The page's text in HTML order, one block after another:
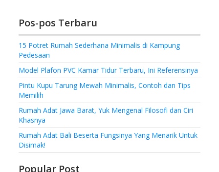
Pos-pos Terbaru
15 Potret Rumah Sederhana Minimalis di Kampung
Pedesaan
Model Plafon PVC Kamar Tidur Terbaru, Ini Referensinya
Pintu Kupu Tarung Mewah Minimalis, Contoh dan Tips
Memilih
Rumah Adat Jawa Barat, Yuk Mengenal Filosofi dan Ciri
Khasnya
Rumah Adat Bali Beserta Fungsinya Yang Menarik Untuk
Disimak!
Popular Post